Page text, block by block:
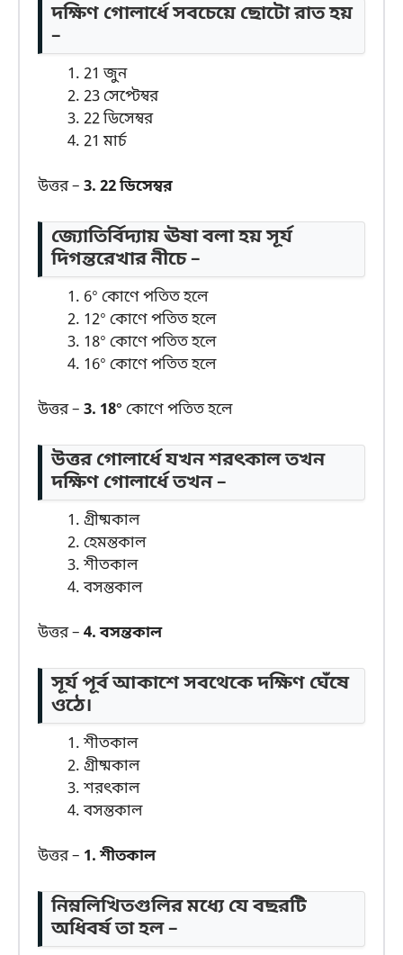
দক্ষিণ গোলার্ধে সবচেয়ে ছোটো রাত হয়
–
21 জুন
23 সেপ্টেম্বর
22 ডিসেম্বর
21 মার্চ
উত্তর – 3. 22 ডিসেম্বর
জ্যোতির্বিদ্যায় ঊষা বলা হয় সূর্য
দিগন্তরেখার নীচে –
6° কোণে পতিত হলে
12° কোণে পতিত হলে
18° কোণে পতিত হলে
16° কোণে পতিত হলে
উত্তর – 3. 18° কোণে পতিত হলে
উত্তর গোলার্ধে যখন শরৎকাল তখন
দক্ষিণ গোলার্ধে তখন –
গ্রীষ্মকাল
হেমন্তকাল
শীতকাল
বসন্তকাল
উত্তর – 4. বসন্তকাল
সূর্য পূর্ব আকাশে সবথেকে দক্ষিণ ঘেঁষে
ওঠে।
শীতকাল
গ্রীষ্মকাল
শরৎকাল
বসন্তকাল
উত্তর – 1. শীতকাল
নিম্নলিখিতগুলির মধ্যে যে বছরটি
অধিবর্ষ তা হল –